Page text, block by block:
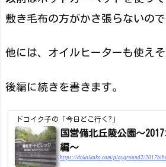
敷き毛布の方がかさ張らないので
他には、オイルヒーターも使えそ
後編に続きを書きます。
ドコイク子の「今日どこ行く?」
国営備北丘陵公園～
編～
https://dokoikuko.com/playground2/